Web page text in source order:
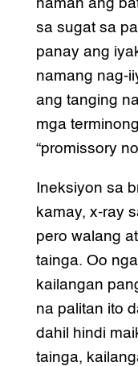
naman ang
sa sugat sa
panay ang
namang nag-
ang tanging
mga
“promissory
Ineksiyon sa
kamay, x-ray
pero walang
tainga. Oo
kailangan
na palitan ito
dahil hindi
tainga,